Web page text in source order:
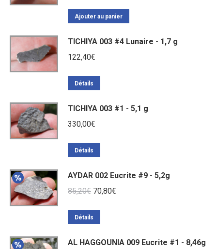
Ajouter au panier
TICHIYA 003 #4 Lunaire - 1,7 g
122,40€
Détails
TICHIYA 003 #1 - 5,1 g
330,00€
Détails
AYDAR 002 Eucrite #9 - 5,2g
85,20€ Le
initial
85,20€.
70,80€
70,80€.
Détails
AL HAGGOUNIA 009 Eucrite #1 - 8,46g